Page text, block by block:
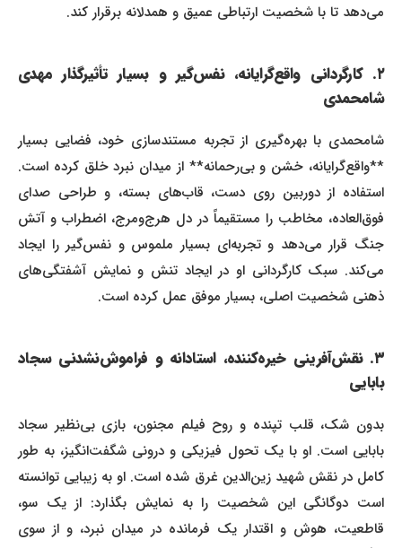
می‌دهد تا با شخصیت ارتباطی عمیق و همدلانه برقرار کند.
۲. کارگردانی واقع‌گرایانه، نفس‌گیر و بسیار تأثیرگذار مهدی
شامحمدی
شامحمدی با بهره‌گیری از تجربه مستندسازی خود، فضایی بسیار
**واقع‌گرایانه، خشن و بی‌رحمانه** از میدان نبرد خلق کرده است.
استفاده از دوربین روی دست، قاب‌های بسته، و طراحی صدای
فوق‌العاده، مخاطب را مستقیماً در دل هرج‌ومرج، اضطراب و آتش
جنگ قرار می‌دهد و تجربه‌ای بسیار ملموس و نفس‌گیر را ایجاد
می‌کند. سبک کارگردانی او در ایجاد تنش و نمایش آشفتگی‌های
ذهنی شخصیت اصلی، بسیار موفق عمل کرده است.
۳. نقش‌آفرینی خیره‌کننده، استادانه و فراموش‌نشدنی سجاد
بابایی
بدون شک، قلب تپنده و روح فیلم مجنون، بازی بی‌نظیر سجاد
بابایی است. او با یک تحول فیزیکی و درونی شگفت‌انگیز، به طور
کامل در نقش شهید زین‌الدین غرق شده است. او به زیبایی توانسته
است دوگانگی این شخصیت را به نمایش بگذارد: از یک سو،
قاطعیت، هوش و اقتدار یک فرمانده در میدان نبرد، و از سوی